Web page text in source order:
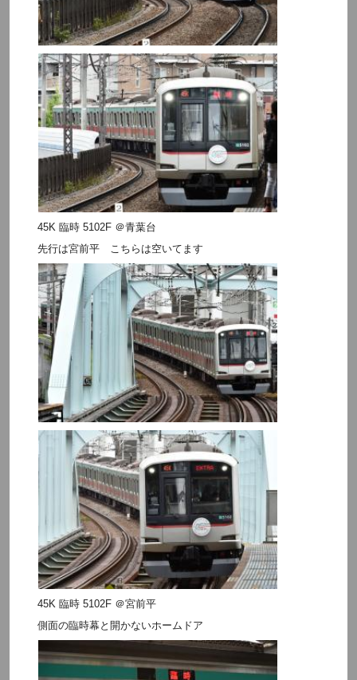
45K 臨時 5102F ＠青葉台
先行は宮前平 こちらは空いてます
45K 臨時 5102F ＠宮前平
側面の臨時幕と開かないホームドア